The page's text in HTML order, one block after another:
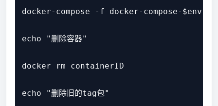
docker-compose -f docker-compose-
echo "删除容器"
docker rm containerID
echo "删除旧的tag包"